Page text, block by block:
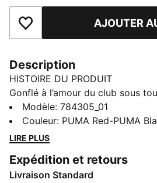
Ajouter aux favorisAJOUTER
Description
HISTOIRE DU PRODUIT
Gonflé à l’amour du club sous
maillot Home Stade Rennais FC
terrain comme au quotidien. La
de PUMA évacue la transpiration
soutien indéfectible envers
CARACTÉRISTIQUES +
Modèle: 784305_01
Couleur: PUMA Red-PUMA
LIRE PLUS
Expédition et retours
Livraison Standard